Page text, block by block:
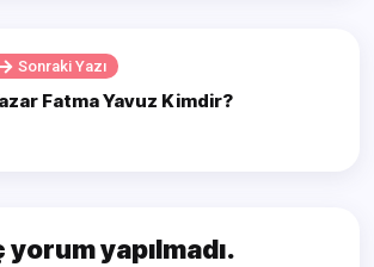
Sonraki Yazı
Fatma Yavuz Kimdir?
yorum yapılmadı.